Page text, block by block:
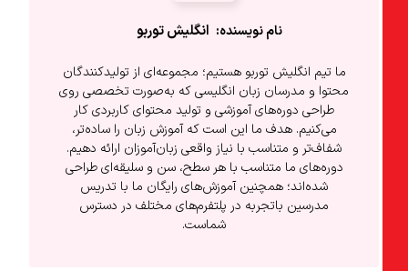
انگلیش‌ توربو
ما تیم انگلیش توربو هستیم؛ مجموعه‌ای از تولیدکنندگان
محتوا و مدرسان زبان انگلیسی که به‌صورت تخصصی روی
طراحی دوره‌های آموزشی و تولید محتوای کاربردی کار
می‌کنیم. هدف ما این است که آموزش زبان را ساده‌تر،
شفاف‌تر و متناسب با نیاز واقعی زبان‌آموزان ارائه دهیم.
دوره‌های ما متناسب با هر سطح، سن و سلیقه‌ای طراحی
شده‌اند؛ همچنین آموزش‌های رایگان ما با تدریس
مدرسین باتجربه در پلتفرم‌های مختلف در دسترس
شماست.